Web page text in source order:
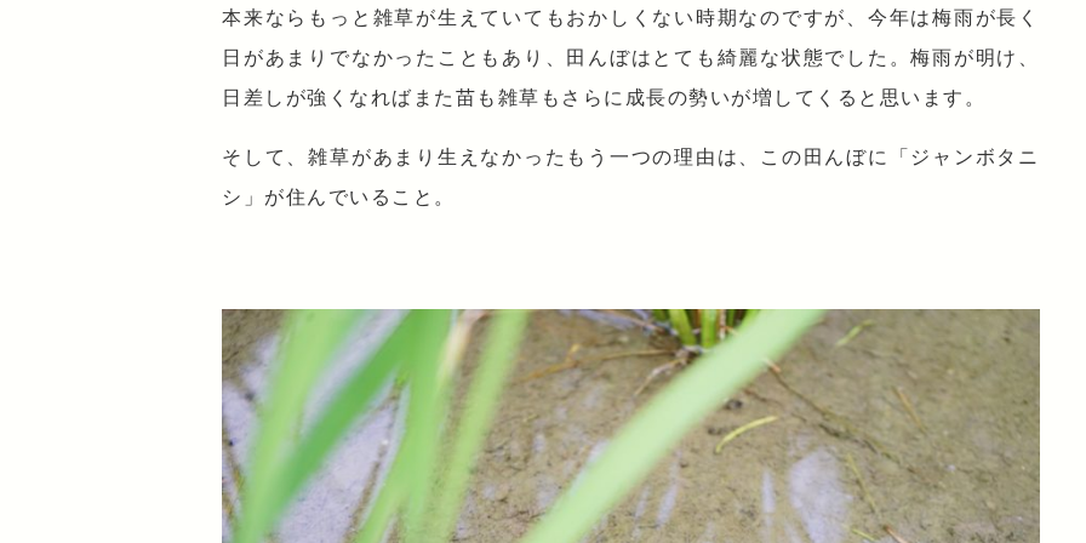
本来ならもっと雑草が生えていてもおかしくない時期なのですが、今年は梅雨が長く
日があまりでなかったこともあり、田んぼはとても綺麗な状態でした。梅雨が明け、
日差しが強くなればまた苗も雑草もさらに成長の勢いが増してくると思います。
そして、雑草があまり生えなかったもう一つの理由は、この田んぼに「ジャンボタニ
シ」が住んでいること。